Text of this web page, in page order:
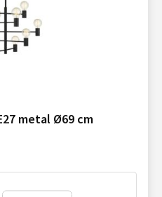
metal Ø69 cm